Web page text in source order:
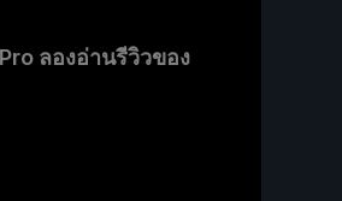
ลองอ่านรีวิวของ